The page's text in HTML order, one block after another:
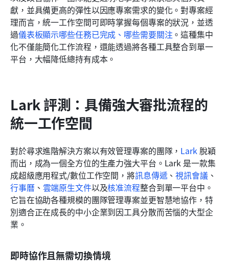
獻，並具備更高的彈性以因應專案需求的變化。對專案經
理而言，統一工作空間可即時掌握每個專案的狀況，並透
過儀表板顯示哪些任務已完成、哪些需要關注 。這種集中
化不僅能簡化工作流程，還能透過將各種工具整合到單一
平台，大幅降低總持有成本。
Lark 評測：具備強大審批流程的
統一工作空間
對於尋求進階解決方案以有效管理專案的團隊， Lark 脫穎
而出，成為一個全方位的生產力強大平台。Lark 是一款集
成超級應用程式/數位工作空間，將訊息傳遞、視訊會議、
行事曆、 雲端原生文件以及核准流程整合到單一平台中。
它旨在協助各種規模的團隊管理專案並更智慧地協作，特
別適合正在成長的中小企業到因工具分散而苦惱的大型企
業。
即時協作且無需切換情境